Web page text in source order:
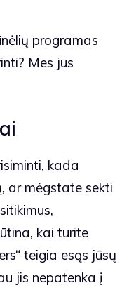
programas
Mes jus
kada
ar mėgstate sekti
kai turite
teigia esąs jūsų
jis nepatenka į